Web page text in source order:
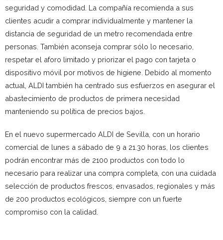
seguridad y comodidad. La compañía recomienda a sus
clientes acudir a comprar individualmente y mantener la
distancia de seguridad de un metro recomendada entre
personas. También aconseja comprar sólo lo necesario,
respetar el aforo limitado y priorizar el pago con tarjeta o
dispositivo móvil por motivos de higiene. Debido al momento
actual, ALDI también ha centrado sus esfuerzos en asegurar el
abastecimiento de productos de primera necesidad
manteniendo su política de precios bajos.
En el nuevo supermercado ALDI de Sevilla, con un horario
comercial de lunes a sábado de 9 a 21.30 horas, los clientes
podrán encontrar más de 2100 productos con todo lo
necesario para realizar una compra completa, con una cuidada
selección de productos frescos, envasados, regionales y más
de 200 productos ecológicos, siempre con un fuerte
compromiso con la calidad.